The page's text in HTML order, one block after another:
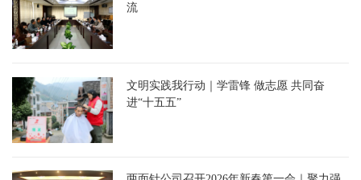
流
文明实践我行动｜学雷锋 做志愿 共同奋
进“十五五”